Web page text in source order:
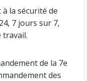
la sécurité de
7 jours sur 7,
travail.
de la 7e
des